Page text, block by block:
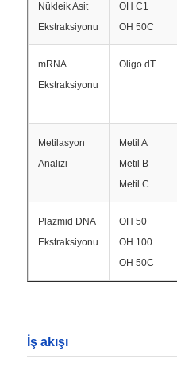
Fabrika turu
Bize Ulaşın
Teklif Alın
DNA / RNA çıkarma kitleri
Nükleik Asit
Ekstraksiyonu
OH C1
OH 50C
mRNA
Ekstraksiyonu
Oligo dT
Metilasyon
Analizi
Metil A
Metil B
Metil C
Plazmid DNA
Ekstraksiyonu
OH 50
OH 100
OH 50C
İş akışı